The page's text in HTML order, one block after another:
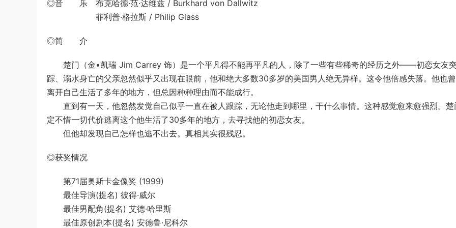
◎音 乐 布克哈德·范·达维兹 / Burkhard von Dallwitz
菲利普·格拉斯 / Philip Glass
◎简 介
楚门（金•凯瑞 Jim Carrey 饰）是一个平凡得不能再平凡的人，除了一些有些稀奇的经历之外——初恋女友
踪、溺水身亡的父亲忽然似乎又出现在眼前，他和绝大多数30多岁的美国男人绝无异样。这令他倍感失落。他也
离开自己生活了多年的地方，但总因种种理由而不能成行。
直到有一天，他忽然发觉自己似乎一直在被人跟踪，无论他走到哪里，干什么事情。这种感觉愈来愈强烈。楚
定不惜一切代价逃离这个他生活了30多年的地方，去寻找他的初恋女友。
但他却发现自己怎样也逃不出去。真相其实很残忍。
◎获奖情况
第71届奥斯卡金像奖 (1999)
最佳导演(提名) 彼得·威尔
最佳男配角(提名) 艾德·哈里斯
最佳原创剧本(提名) 安德鲁·尼科尔